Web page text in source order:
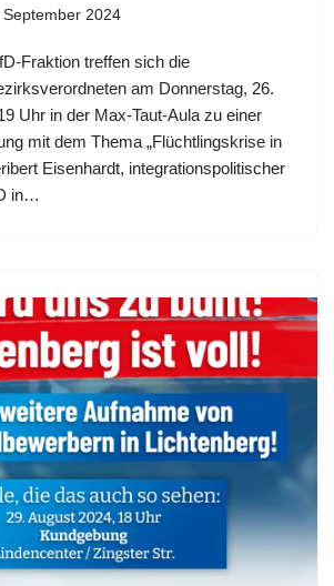
September 2024
Fraktion treffen sich die
am Donnerstag, 26.
Uhr in der Max-Taut-Aula zu einer
mit dem Thema „Flüchtlingskrise in
Eisenhardt, integrationspolitischer
in…